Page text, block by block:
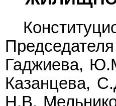
Гаджиева,
Казанцева,
Н.В.